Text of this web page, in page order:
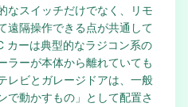
なスイッチだけでなく、リモ
遠隔操作できる点が共通して
カーは典型的なラジコン系の
ラーが本体から離れていても
レビとガレージドアは、一般
で動かすもの」として配置さ